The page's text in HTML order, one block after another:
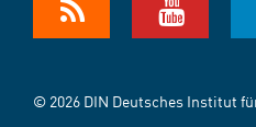
© 2026 DIN Deutsches Institut